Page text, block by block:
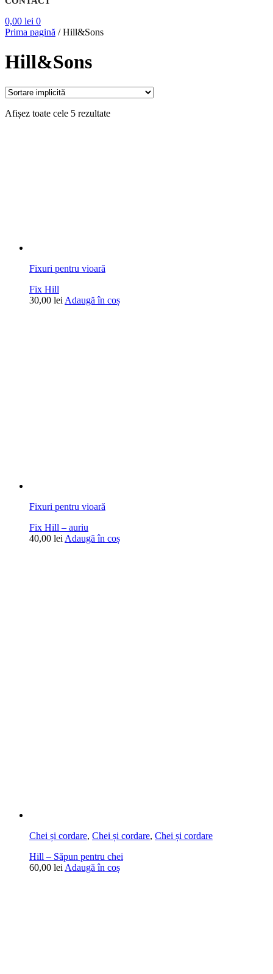
0,00 lei 0
Prima pagină /Hill&Sons
Hill&Sons
Afișez toate cele 5 rezultate
Fixuri pentru vioară
Fix Hill
30,00 lei Adaugă în coș
Fixuri pentru vioară
Fix Hill – auriu
40,00 lei Adaugă în coș
Chei și cordare, Chei și cordare, Chei și cordare
Hill – Săpun pentru chei
60,00 lei Adaugă în coș